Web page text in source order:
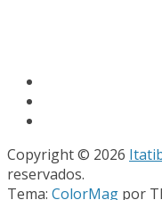
Copyright © 2026
reservados.
Tema: ColorMag por